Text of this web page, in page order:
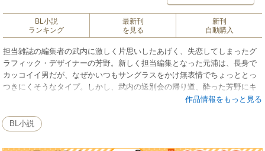
BL小説
ランキング
最新刊
を見る
新刊
自動購入
担当雑誌の編集者の武内に激しく片思いしたあげく、失恋してしまったグ
ラフィック・デザイナーの芳野。新しく担当編集となった元浦は、長身で
カッコイイ男だが、なぜかいつもサングラスをかけ無表情でちょっととっ
つきにくそうなタイプ。しかし、武内の送別会の帰り道、酔った芳野にキ
スをしてきた元浦の素顔は意外にも……。超大型新人が描く、スタイリッ
作品情報をもっと見る
BL小説